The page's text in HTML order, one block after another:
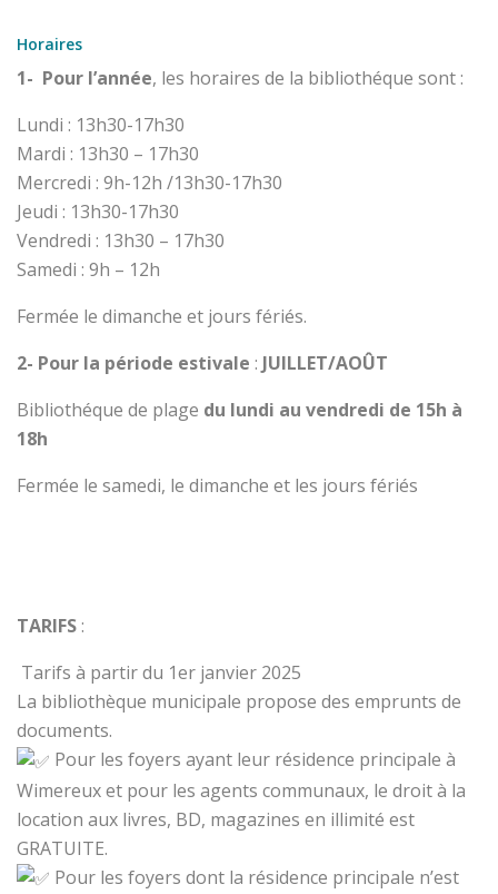
Horaires
1- Pour l’année, les horaires de la bibliothéque sont :
Lundi : 13h30-17h30
Mardi : 13h30 – 17h30
Mercredi : 9h-12h /13h30-17h30
Jeudi : 13h30-17h30
Vendredi : 13h30 – 17h30
Samedi : 9h – 12h
Fermée le dimanche et jours fériés.
2- Pour la période estivale : JUILLET/AOÛT
Bibliothéque de plage du lundi au vendredi de 15h à
18h
Fermée le samedi, le dimanche et les jours fériés
TARIFS:
Tarifs à partir du 1er janvier 2025
La bibliothèque municipale propose des emprunts de
documents.
Pour les foyers ayant leur résidence principale à
Wimereux et pour les agents communaux, le droit à la
location aux livres, BD, magazines en illimité est
GRATUITE.
Pour les foyers dont la résidence principale n’est